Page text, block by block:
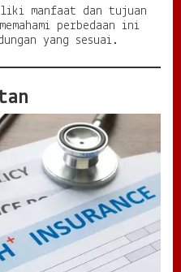
manfaat dan tujuan
perbedaan ini
yang sesuai.